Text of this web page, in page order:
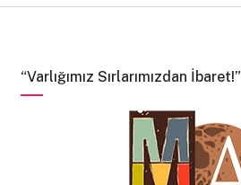
“Varlığımız Sırlarımızdan İbaret!”